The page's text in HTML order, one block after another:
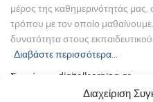
Διαχείριση
μέρος της καθημερινότητάς
τρόπου με τον οποίο
δυνατότητα στους
Διαβάστε περισσότερα…
Συντάκτης
digitallearning.gr ,